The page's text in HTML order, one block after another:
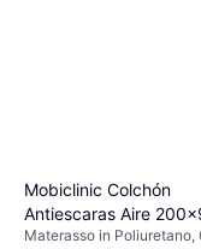
Mobiclinic Colchón
Antiescaras Aire
cm Mobi 4 Materasso
Materasso in Poliuretano,